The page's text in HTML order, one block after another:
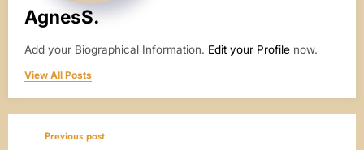
AgnesS.
Add your Biographical Information. Edit your Profile now.
View All Posts
Previous post